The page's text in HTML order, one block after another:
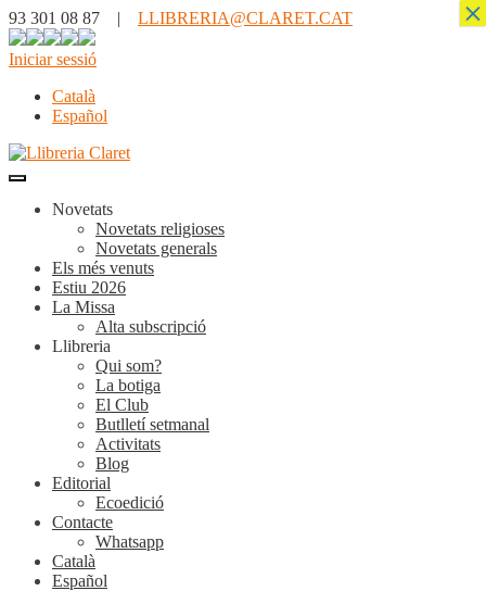
93 301 08 87 | LLIBRERIA@CLARET.CAT
Iniciar sessió
Català
Español
Novetats
Novetats religioses
Novetats generals
Els més venuts
Estiu 2026
La Missa
Alta subscripció
Llibreria
Qui som?
La botiga
El Club
Butlletí setmanal
Activitats
Blog
Editorial
Ecoedició
Contacte
Whatsapp
Català
Español
×